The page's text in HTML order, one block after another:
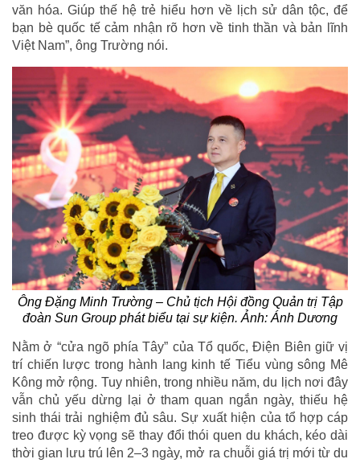
văn hóa. Giúp thế hệ trẻ hiểu hơn về lịch sử dân tộc, để
bạn bè quốc tế cảm nhận rõ hơn về tinh thần và bản lĩnh
Việt Nam”, ông Trường nói.
Ông Đặng Minh Trường – Chủ tịch Hội đồng Quản trị Tập
đoàn Sun Group phát biểu tại sự kiện. Ảnh: Ánh Dương
Nằm ở “cửa ngõ phía Tây” của Tổ quốc, Điện Biên giữ vị
trí chiến lược trong hành lang kinh tế Tiểu vùng sông Mê
Kông mở rộng. Tuy nhiên, trong nhiều năm, du lịch nơi đây
vẫn chủ yếu dừng lại ở tham quan ngắn ngày, thiếu hệ
sinh thái trải nghiệm đủ sâu. Sự xuất hiện của tổ hợp cáp
treo được kỳ vọng sẽ thay đổi thói quen du khách, kéo dài
thời gian lưu trú lên 2–3 ngày, mở ra chuỗi giá trị mới từ du